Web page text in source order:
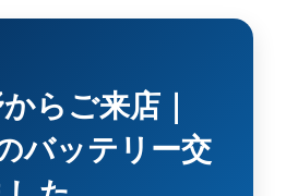
らご来店｜
バッテリー交